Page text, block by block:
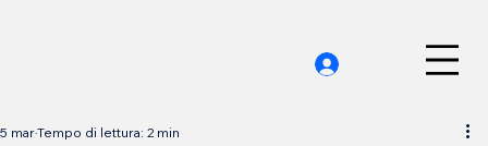
5 marTempo di lettura: 2 min